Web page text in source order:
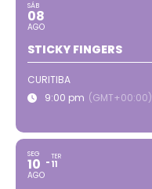
SÁB
08
AGO
STICKY FINGERS
CURITIBA
9:00 pm (GMT+00:00)
SEG
10
AGO
TER
11